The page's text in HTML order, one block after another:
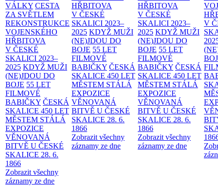
VÁLKY CESTA
ZA SVĚTLEM
REKONSTRUKCE
VOJENSKÉHO
HŘBITOVA
V ČESKÉ
SKALICI 2023–
2025 KDYŽ MUŽI
(NE)JDOU DO
BOJE 55 LET
FILMOVÉ
BABIČKY ČESKÁ
SKALICE 450 LET
MĚSTEM STÁLÁ
EXPOZICE
VĚNOVANÁ
BITVĚ U ČESKÉ
SKALICE 28. 6.
1866
Zobrazit všechny
záznamy ze dne
HŘBITOVA
V ČESKÉ
SKALICI 2023–
2025 KDYŽ MUŽI
(NE)JDOU DO
BOJE 55 LET
FILMOVÉ
BABIČKY ČESKÁ
SKALICE 450 LET
MĚSTEM STÁLÁ
EXPOZICE
VĚNOVANÁ
BITVĚ U ČESKÉ
SKALICE 28. 6.
1866
Zobrazit všechny
záznamy ze dne
HŘBITOVA
V ČESKÉ
SKALICI 2023–
2025 KDYŽ MUŽI
(NE)JDOU DO
BOJE 55 LET
FILMOVÉ
BABIČKY ČESKÁ
SKALICE 450 LET
MĚSTEM STÁLÁ
EXPOZICE
VĚNOVANÁ
BITVĚ U ČESKÉ
SKALICE 28. 6.
1866
Zobrazit všechny
záznamy ze dne
V